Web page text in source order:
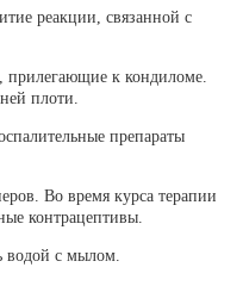
реакции, связанной с
прилегающие к кондиломе.
плоти.
препараты
Во время курса терапии
контрацептивы.
водой с мылом.